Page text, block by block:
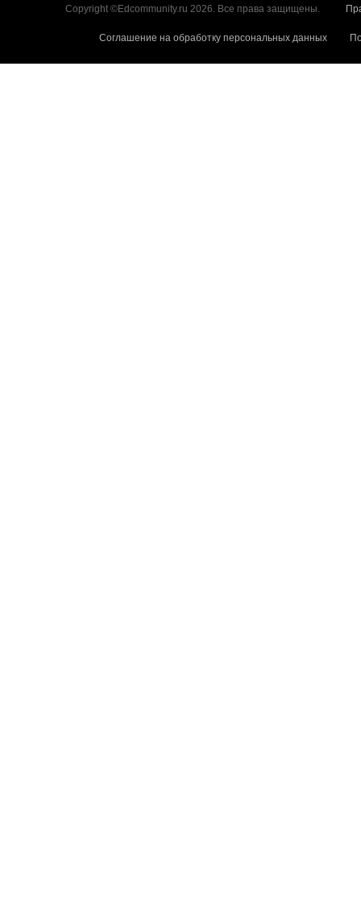
Copyright ©Edcommunity.ru 2026. Все права защищены.
Соглашение на обработку персональных данных